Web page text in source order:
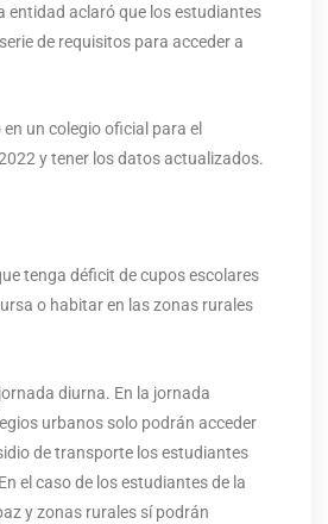
entidad aclaró que los estudiantes
de requisitos para acceder a
un colegio oficial para el
y tener los datos actualizados.
tenga déficit de cupos escolares
o habitar en las zonas rurales
diurna. En la jornada
urbanos solo podrán acceder
de transporte los estudiantes
el caso de los estudiantes de la
y zonas rurales sí podrán